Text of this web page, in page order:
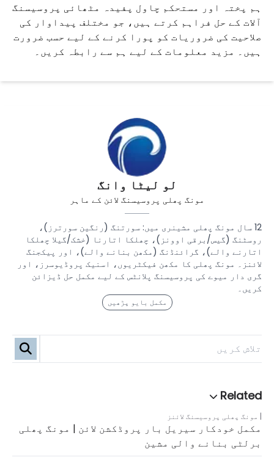
لو لیٹا وانگ
مونگ پھلی پروسیسنگ لائن کے ماہر
12 سال مونگ پھلی مشینری میں: سورتنگ (رنگین سورترز)،
روسٹنگ (گیس/برقی اوونز)، چھلکا اتارنا (خشک/گیلا چھلکا
اتارنے والے)، گرائنڈنگ (مکھن بنانے والے)، اور پیکجنگ
لائنز۔ مونگ پھلی کا مکھن فیکٹریوں، اسنیک پروڈیوسرز، اور
گری دار میوے کی پروسیسنگ پلانٹس کے لیے مکمل حل ڈیزائن
کریں۔
مکمل بایو پڑھیں
مونگ پھلی پروسیسنگ لائنز
مکمل خودکار سیریل بار پروڈکشن لائن | مونگ پھلی
برلٹی بنانے والی مشین
ہم پختہ اور مستحکم چاول پفیدہ مٹھائی پروسیسنگ
آلات کے حل فراہم کرتے ہیں، جو مختلف پیداوار کی
صلاحیت کی ضروریات کو پورا کرنے کے لیے حسب ضرورت
ہیں۔ مزید معلومات کے لیے ہم سے رابطہ کریں۔